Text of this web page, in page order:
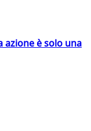
azione è solo una